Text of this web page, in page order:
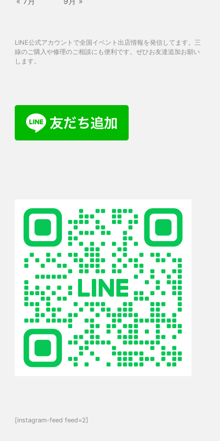
LINE公式アカウントで全国イベント出店情報を発信してます。三
線のご購入や修理のご相談にも便利です。ぜひお友達追加お願い
します。
[instagram-feed feed=2]